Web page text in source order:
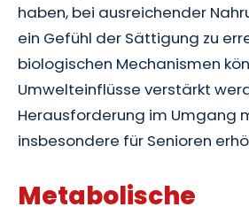
haben, bei ausreichender
ein Gefühl der Sättigung zu
biologischen Mechanismen
Umwelteinflüsse verstärkt
Herausforderung im Umgang
insbesondere für Senioren
Metabolische